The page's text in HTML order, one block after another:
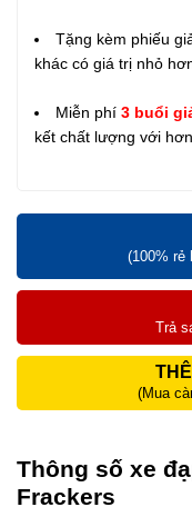
Tặng kèm phiếu
khác có giá trị nhỏ
Miễn phí 3 buổi
kết chất lượng với
(100% rẻ
Trả
(Mua
Thông số xe
Frackers